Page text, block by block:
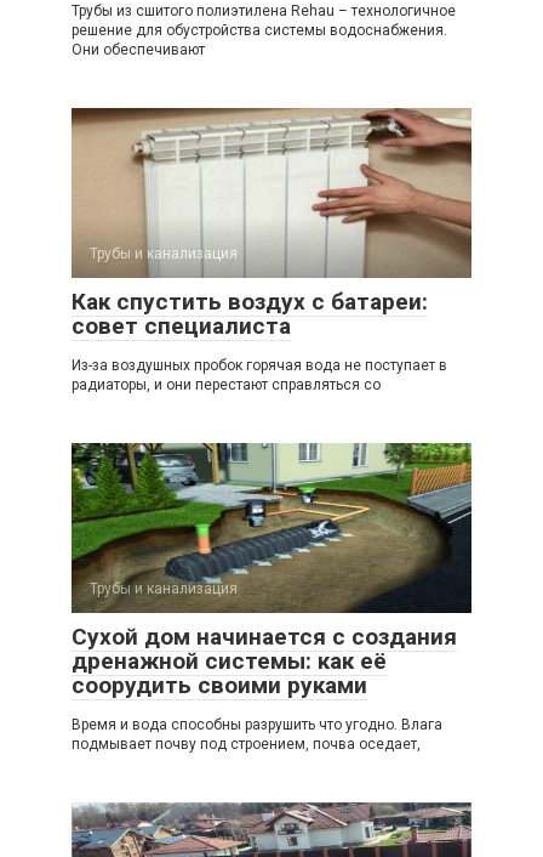
Трубы из сшитого полиэтилена Rehau – технологичное
решение для обустройства системы водоснабжения.
Они обеспечивают
Трубы и канализация
Как спустить воздух с батареи:
совет специалиста
Из-за воздушных пробок горячая вода не поступает в
радиаторы, и они перестают справляться со
Трубы и канализация
Сухой дом начинается с создания
дренажной системы: как её
соорудить своими руками
Время и вода способны разрушить что угодно. Влага
подмывает почву под строением, почва оседает,